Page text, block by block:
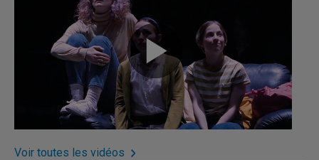
Voir toutes les vidéos